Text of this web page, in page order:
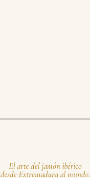
El arte del jamón ibérico
desde Extremadura al mundo.